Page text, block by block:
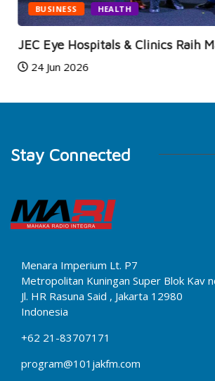
BUSINESS HEALTH
JEC Eye Hospitals & Clinics Raih
24 Jun 2026
Stay Connected
Menara Imperium Lt. P7
Metropolitan Kuningan Super Blok Kav
Jl. HR Rasuna Said , Jakarta 12980
Indonesia
+62 21-83707171
program@101jakfm.com